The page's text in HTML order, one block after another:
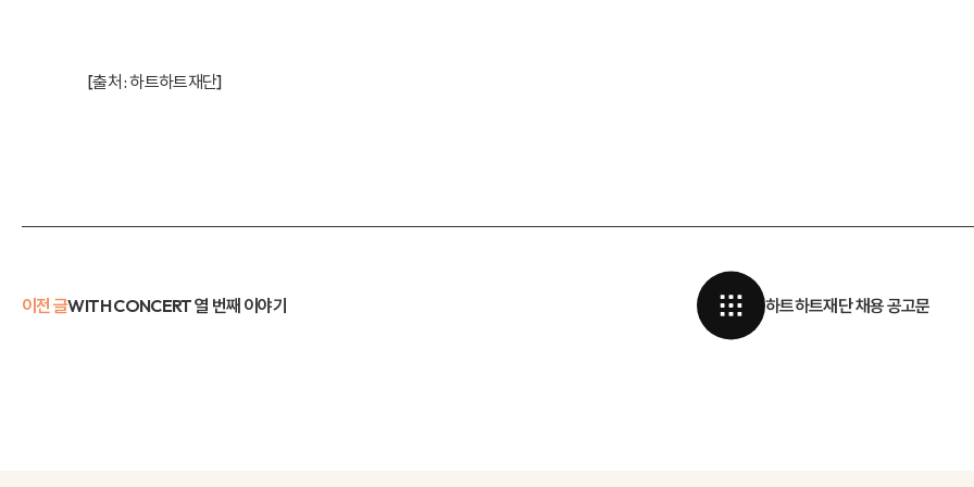
[출처 :하트하트재단]
이전 글WITH CONCERT 열 번째 이야기 하트하트재단 채용 공고문